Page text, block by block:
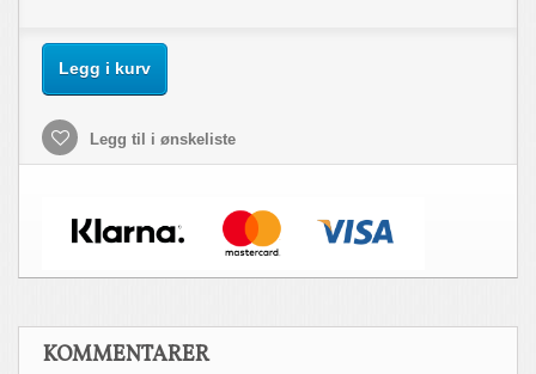
Legg i kurv
Legg til i ønskeliste
KOMMENTARER